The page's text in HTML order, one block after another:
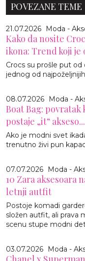
POVEZANE TEME
21.07.2026 Moda -
Kako da nosite
ikona: Trend koji je
Crocs su prošle put
jednog od
08.07.2026 Moda -
Boat Bag: povratak
postaje „it“ akseso...
Ako je modni svet
trenutno živi pun
07.07.2026 Moda -
10 Zara aksesoara
letnji autfit
Postoje komadi
složen autfit, ali prava
scenu stupe modni
03.07.2026 Moda -